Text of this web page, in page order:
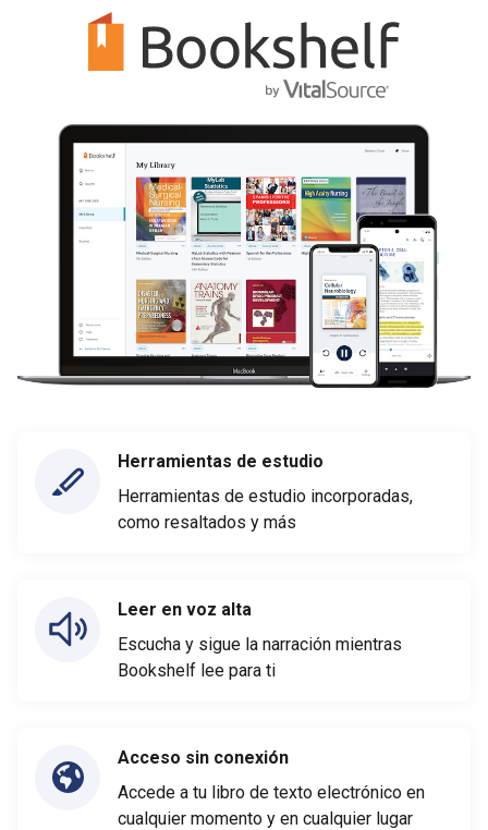
Herramientas de estudio
Herramientas de estudio incorporadas,
como resaltados y más
Leer en voz alta
Escucha y sigue la narración mientras
Bookshelf lee para ti
Acceso sin conexión
Accede a tu libro de texto electrónico en
cualquier momento y en cualquier lugar